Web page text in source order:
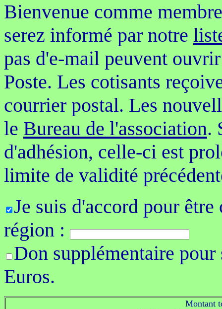
Bienvenue comme
serez informé par notre
pas d'e-mail peuvent
Poste. Les cotisants
courrier postal. Les
le Bureau de l'association.
d'adhésion, celle-ci est
limite de validité
Je suis d'accord pour
région :
Don supplémentaire
Euros.
Montant